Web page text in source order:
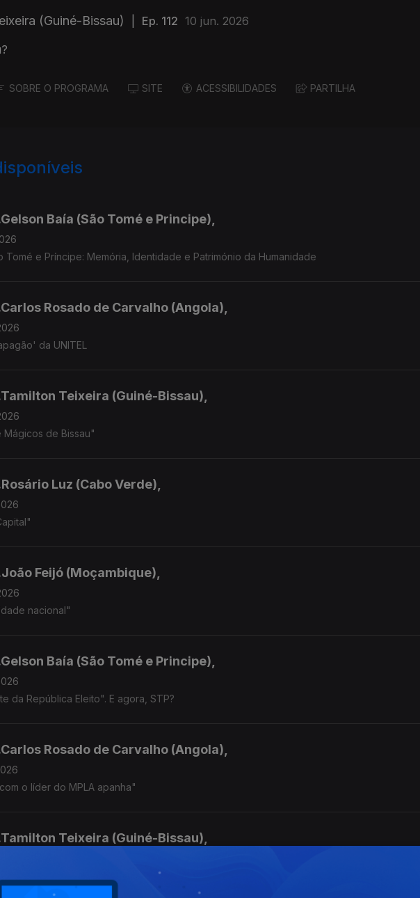
(Guiné-Bissau) Ep. 112 10 jun. 2026
SOBRE O PROGRAMA SITE ACESSIBILIDADES PARTILHA
Baía (São Tomé e Principe),
Tomé e Príncipe: Memória, Identidade e Património da Humanidade
Rosado de Carvalho (Angola),
da UNITEL
Teixeira (Guiné-Bissau),
Mágicos de Bissau"
Luz (Cabo Verde),
Feijó (Moçambique),
nacional"
Baía (São Tomé e Principe),
da República Eleito". E agora, STP?
Rosado de Carvalho (Angola),
o líder do MPLA apanha"
Teixeira (Guiné-Bissau),